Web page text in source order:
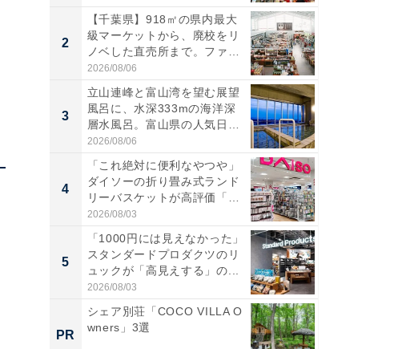
2
【千葉県】918㎡の県内最大
級マーケットから、廃校をリ
ノベした直売所まで。ファ
ー...
2026/08/06
3
立山連峰と富山湾を望む展望
風呂に、水深333mの海洋深
層水風呂。富山県の人気日
帰...
2026/08/06
4
「これ絶対に便利なやつや」
ダイソーの折り畳み式ランド
リーバスケットが高評価「使
わ...
2026/08/03
5
「1000円には見えなかった」
スタンダードプロダクツのリ
ュックが「高見えする」の...
2026/08/03
PR
シェア別荘「COCO VILLA O
wners」3選